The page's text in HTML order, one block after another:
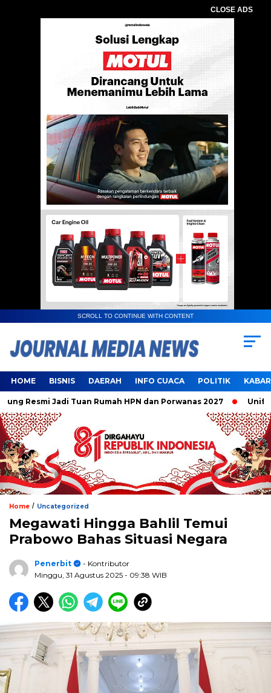
CLOSE ADS
SCROLL TO CONTINUE WITH CONTENT
HOME BISNIS DAERAH INFO CUACA POLITIK
Jadi Tuan Rumah HPN dan Porwanas 2027 Unifying
Home / Uncategorized
Megawati Hingga Bahlil Temui
Prabowo Bahas Situasi Negara
Penerbit
- Kontributor
Minggu, 31 Agustus 2025 - 09:38 WIB